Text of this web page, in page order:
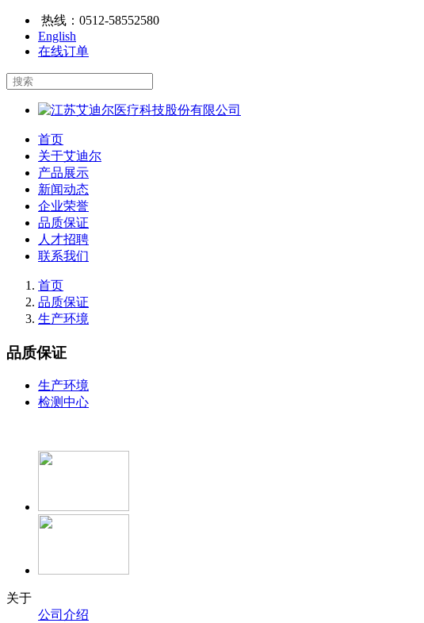
热线： 0512-58552580
English
在线订单
首页
关于艾迪尔
产品展示
新闻动态
企业荣誉
品质保证
人才招聘
联系我们
首页
品质保证
生产环境
品质保证
生产环境
检测中心
关于
公司介绍